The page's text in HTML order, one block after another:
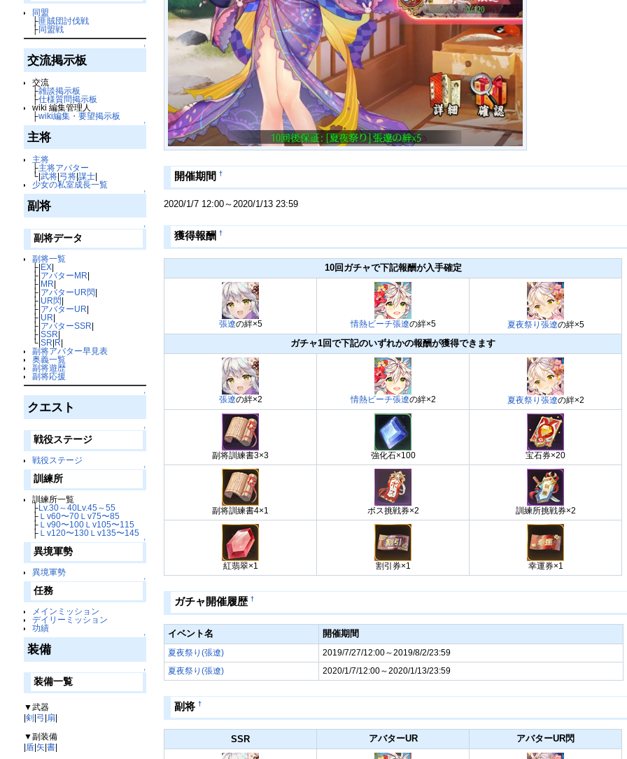
同盟
├匪賊団討伐戦
├同盟戦
↑
交流掲示板
交流
├雑談掲示板
├仕様質問掲示板
wiki 編集管理人
├wiki編集・要望掲示板
↑
主将
主将
├主将アバター
└|武将|弓将|謀士|
少女の私室成長一覧
↑
副将
↑
副将データ
副将一覧
├| EX|
├| アバターMR
├| MR
├| アバターUR閃
├| UR閃
├| アバターUR
├| UR
├| アバターSSR
├| SSR
└| SR R
副将アバター早見表
奥義一覧
副将遊歴
副将応援
↑
クエスト
↑
戦役ステージ
戦役ステージ
↑
訓練所
訓練所一覧
├Lv.30～40Lv.45～55
├Ｌv60〜70Ｌv75〜85
├Ｌv90〜100Ｌv105〜115
├Ｌv120〜130Ｌv135〜145
↑
異境軍勢
異境軍勢
↑
任務
メインミッション
デイリーミッション
功績
↑
装備
↑
装備一覧
▼武器
剣 弓 扇
▼副装備
| 盾|矢|書|
開催期間 †
2020/1/7 12:00～2020/1/13 23:59
獲得報酬 †
10回ガチャで下記報酬が入手確定
張遼の絆×5 情熱ビーチ張遼の絆×5 夏夜祭り張遼の絆×5
ガチャ1回で下記のいずれかの報酬が獲得できます
張遼の絆×2 情熱ビーチ張遼の絆×2 夏夜祭り張遼の絆×2
副将訓練書3×3 強化石×100 宝石券×20
副将訓練書4×1 ボス挑戦券×2 訓練所挑戦券×2
紅翡翠×1 割引券×1 幸運券×1
ガチャ開催履歴 †
イベント名 開催期間
夏夜祭り(張遼)
2019/7/27/12:00～2019/8/2/23:59
夏夜祭り(張遼)
2020/1/7/12:00～2020/1/13/23:59
副将 †
SSR アバターUR アバターUR閃